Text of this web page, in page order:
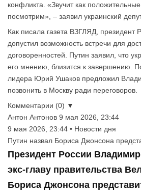
конфликта. «Звучит как
посмотрим», – заявил украинский
Как писала газета ВЗГЛЯД, президент
допустил возможность встречи для
договоренностей. Путин заявил, что
его мнению, близится к завершению.
лидера Юрий Ушаков предложил
позвонить в Москву ради переговоров.
Комментарии (0) ▼
Антон Антонов 9 мая 2026, 23:44
9 мая 2026, 23:44 • Новости дня
Путин назвал Бориса Джонсона
Президент России
экс-главу правительства
Бориса Джонсона